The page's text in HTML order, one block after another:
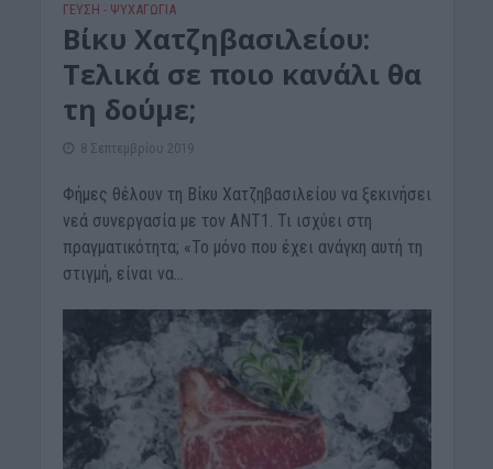
ΓΕΎΣΗ - ΨΥΧΑΓΩΓΊΑ
Βίκυ Χατζηβασιλείου:
Τελικά σε ποιο κανάλι θα
τη δούμε;
8 Σεπτεμβρίου 2019
Φήμες θέλουν τη Βίκυ Χατζηβασιλείου να ξεκινήσει
νεά συνεργασία με τον ΑΝΤ1. Τι ισχύει στη
πραγματικότητα; «Το μόνο που έχει ανάγκη αυτή τη
στιγμή, είναι να...